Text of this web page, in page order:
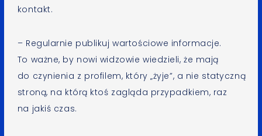
kontakt.
– Regularnie publikuj wartościowe informacje.
To ważne, by nowi widzowie wiedzieli, że mają
do czynienia z profilem, który „żyje”, a nie statyczną
stroną, na którą ktoś zagląda przypadkiem, raz
na jakiś czas.